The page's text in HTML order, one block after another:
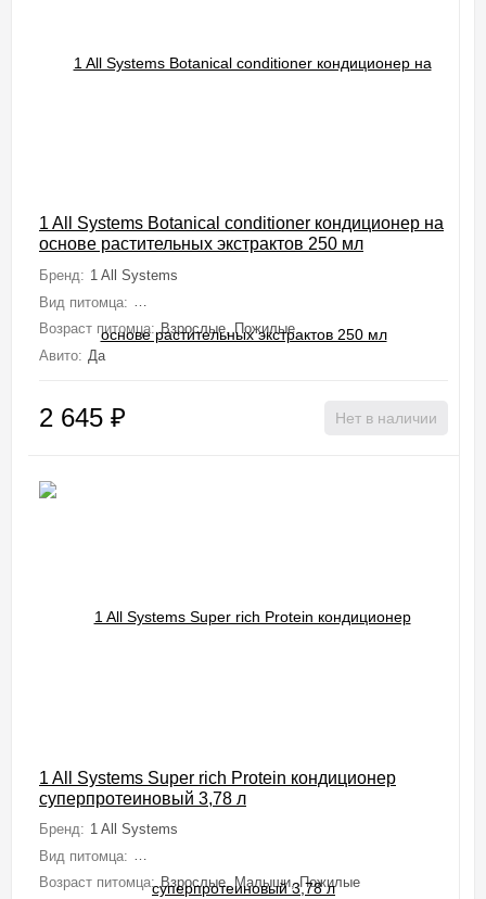
1 All Systems Botanical conditioner кондиционер на
основе растительных экстрактов 250 мл
Бренд: 1 All Systems
Вид питомца: Собаки (Мелкие, Средние, Крупные, Миниатюрные),
Возраст питомца: Взрослые, Пожилые
Авито: Да
2 645 ₽ Нет в наличии
1 All Systems Super rich Protein кондиционер
суперпротеиновый 3,78 л
Бренд: 1 All Systems
Вид питомца: Собаки (Мелкие, Средние, Крупные, Миниатюрные),
Возраст питомца: Взрослые, Малыши, Пожилые